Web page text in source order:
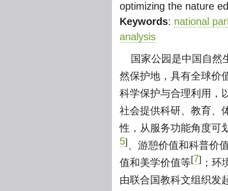
optimizing the nature
Keywords: national
analysis
国家公园是中国自然
然保护地，具有全球价
科学保护与合理利用，
社会提供科研、教育、
性，从服务功能角度可
5] 、游憩价值和科普价
值和美学价值等[7]
；
由联合国教科文组织发